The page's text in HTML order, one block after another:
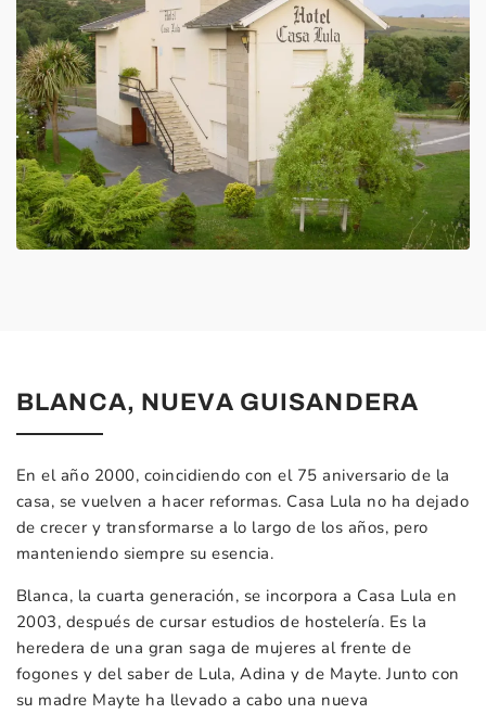
BLANCA, NUEVA GUISANDERA
En el año 2000, coincidiendo con el 75 aniversario de la
casa, se vuelven a hacer reformas. Casa Lula no ha dejado
de crecer y transformarse a lo largo de los años, pero
manteniendo siempre su esencia.
Blanca, la cuarta generación, se incorpora a Casa Lula en
2003, después de cursar estudios de hostelería. Es la
heredera de una gran saga de mujeres al frente de
fogones y del saber de Lula, Adina y de Mayte. Junto con
su madre Mayte ha llevado a cabo una nueva